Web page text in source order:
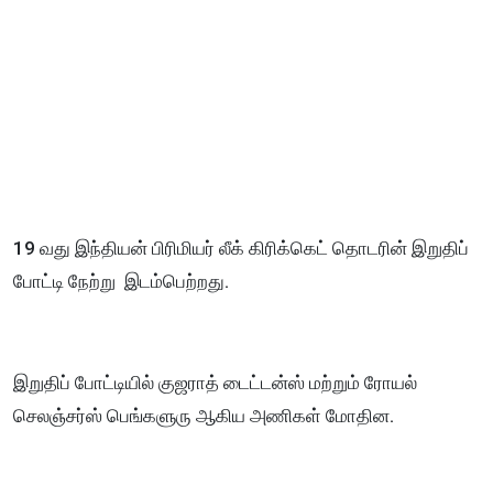
19 வது இந்தியன் பிரிமியர் லீக் கிரிக்கெட் தொடரின் இறுதிப்
போட்டி நேற்று இடம்பெற்றது.
இறுதிப் போட்டியில் குஜராத் டைட்டன்ஸ் மற்றும் ரோயல்
செலஞ்சர்ஸ் பெங்களுரு ஆகிய அணிகள் மோதின.